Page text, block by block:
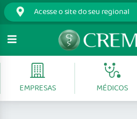
EMPRESAS MÉDICOS